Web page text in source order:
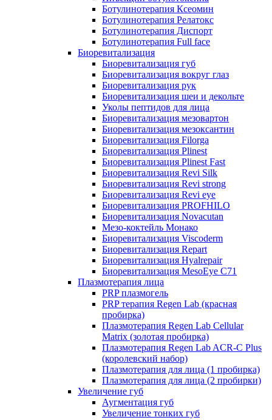
Ботулинотерапия Ксеомин
Ботулинотерапия Релатокс
Ботулинотерапия Диспорт
Ботулинотерапия Full face
Биоревитализация
Биоревитализация губ
Биоревитализация вокруг глаз
Биоревитализация рук
Биоревитализация шеи и декольте
Уколы пептидов для лица
Биоревитализация мезовартон
Биоревитализация мезоксантин
Биоревитализация Filorga
Биоревитализация Plinest
Биоревитализация Plinest Fast
Биоревитализация Revi Silk
Биоревитализация Revi strong
Биоревитализация Revi eye
Биоревитализация PROFHILO
Биоревитализация Novacutan
Мезо-коктейль Монако
Биоревитализация Viscoderm
Биоревитализация Repart
Биоревитализация Hyalrepair
Биоревитализация MesoEye C71
Плазмотерапия лица
PRP плазмогель
PRP терапия Regen Lab (красная
пробирка)
Плазмотерапия Regen Lab Cellular
Matrix (золотая пробирка)
Плазмотерапия Regen Lab ACR-C Plus
(королевский набор)
Плазмотерапия для лица (1 пробирка)
Плазмотерапия для лица (2 пробирки)
Увеличение губ
Аугментация губ
Увеличение тонких губ